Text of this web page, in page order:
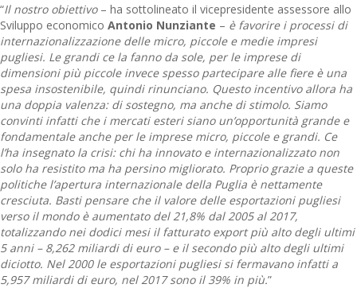
“Il nostro obiettivo– ha sottolineato il vicepresidente assessore allo
Sviluppo economico Antonio Nunziante – è favorire i processi di
internazionalizzazione delle micro, piccole e medie impresi
pugliesi. Le grandi ce la fanno da sole, per le imprese di
dimensioni più piccole invece spesso partecipare alle fiere è una
spesa insostenibile, quindi rinunciano. Questo incentivo allora ha
una doppia valenza: di sostegno, ma anche di stimolo. Siamo
convinti infatti che i mercati esteri siano un’opportunità grande e
fondamentale anche per le imprese micro, piccole e grandi. Ce
l’ha insegnato la crisi: chi ha innovato e internazionalizzato non
solo ha resistito ma ha persino migliorato. Proprio grazie a queste
politiche l’apertura internazionale della Puglia è nettamente
cresciuta. Basti pensare che il valore delle esportazioni pugliesi
verso il mondo è aumentato del 21,8% dal 2005 al 2017,
totalizzando nei dodici mesi il fatturato export più alto degli ultimi
5 anni – 8,262 miliardi di euro – e il secondo più alto degli ultimi
diciotto. Nel 2000 le esportazioni pugliesi si fermavano infatti a
5,957 miliardi di euro, nel 2017 sono il 39% in più.”